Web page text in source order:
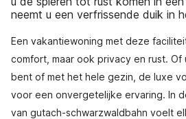
neemt u een verfrissende duik in
Een vakantiewoning met deze
comfort, maar ook privacy en rust. Of
bent of met het hele gezin, de luxe
voor een onvergetelijke ervaring. In
van gutach-schwarzwaldbahn voelt